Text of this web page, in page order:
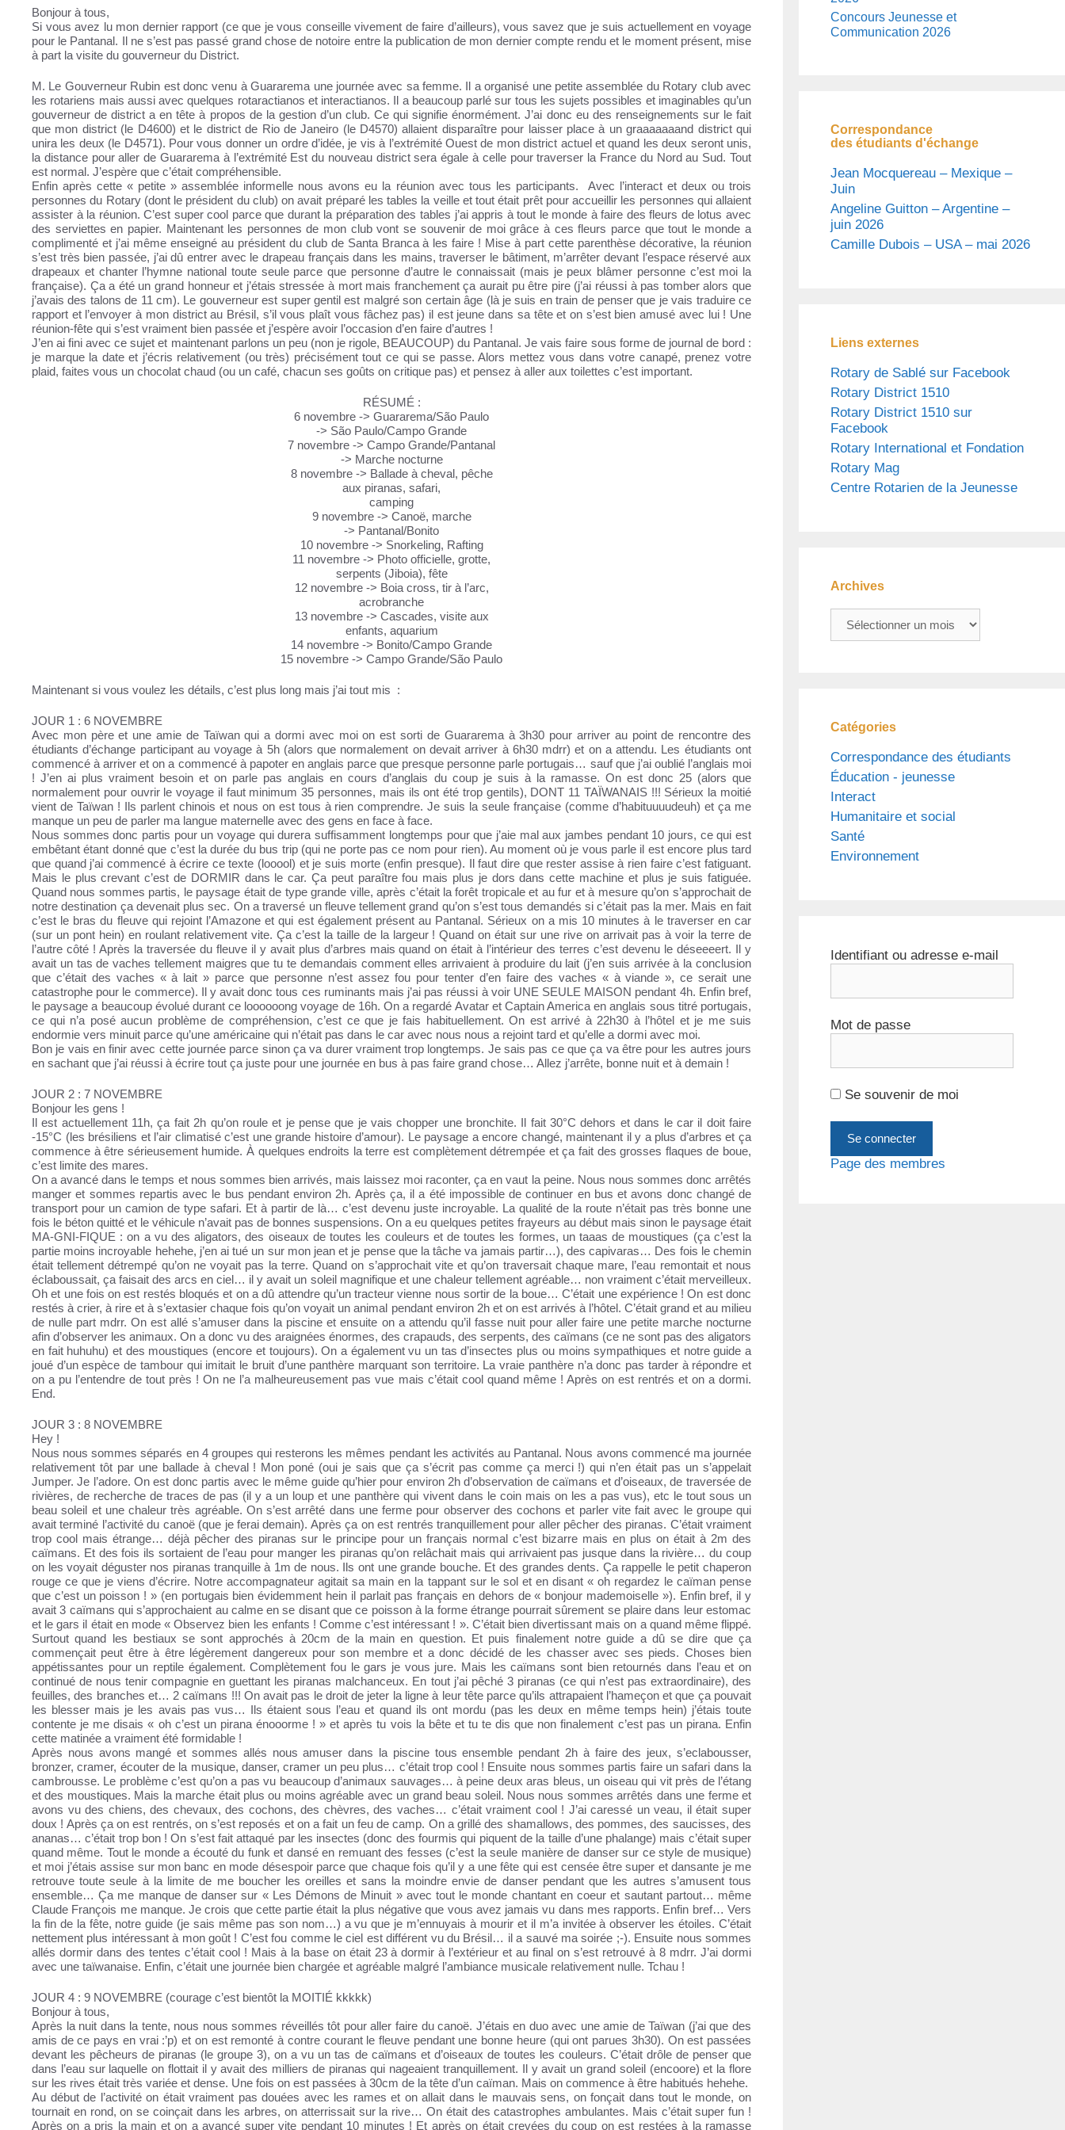
Bonjour à tous,
Si vous avez lu mon dernier rapport (ce que je vous conseille vivement de faire d’ailleurs), vous savez que je suis actuellement en voyage
pour le Pantanal. Il ne s’est pas passé grand chose de notoire entre la publication de mon dernier compte rendu et le moment présent, mise
à part la visite du gouverneur du District.
M. Le Gouverneur Rubin est donc venu à Guararema une journée avec sa femme. Il a organisé une petite assemblée du Rotary club avec
les rotariens mais aussi avec quelques rotaractianos et interactianos. Il a beaucoup parlé sur tous les sujets possibles et imaginables qu’un
gouverneur de district a en tête à propos de la gestion d’un club. Ce qui signifie énormément. J’ai donc eu des renseignements sur le fait
que mon district (le D4600) et le district de Rio de Janeiro (le D4570) allaient disparaître pour laisser place à un graaaaaaand district qui
unira les deux (le D4571). Pour vous donner un ordre d’idée, je vis à l’extrémité Ouest de mon district actuel et quand les deux seront unis,
la distance pour aller de Guararema à l’extrémité Est du nouveau district sera égale à celle pour traverser la France du Nord au Sud. Tout
est normal. J’espère que c’était compréhensible.
Enfin après cette « petite » assemblée informelle nous avons eu la réunion avec tous les participants. Avec l’interact et deux ou trois
personnes du Rotary (dont le président du club) on avait préparé les tables la veille et tout était prêt pour accueillir les personnes qui allaient
assister à la réunion. C’est super cool parce que durant la préparation des tables j’ai appris à tout le monde à faire des fleurs de lotus avec
des serviettes en papier. Maintenant les personnes de mon club vont se souvenir de moi grâce à ces fleurs parce que tout le monde a
complimenté et j’ai même enseigné au président du club de Santa Branca à les faire ! Mise à part cette parenthèse décorative, la réunion
s’est très bien passée, j’ai dû entrer avec le drapeau français dans les mains, traverser le bâtiment, m’arrêter devant l’espace réservé aux
drapeaux et chanter l’hymne national toute seule parce que personne d’autre le connaissait (mais je peux blâmer personne c’est moi la
française). Ça a été un grand honneur et j’étais stressée à mort mais franchement ça aurait pu être pire (j’ai réussi à pas tomber alors que
j’avais des talons de 11 cm). Le gouverneur est super gentil est malgré son certain âge (là je suis en train de penser que je vais traduire ce
rapport et l’envoyer à mon district au Brésil, s’il vous plaît vous fâchez pas) il est jeune dans sa tête et on s’est bien amusé avec lui ! Une
réunion-fête qui s’est vraiment bien passée et j’espère avoir l’occasion d’en faire d’autres !
J’en ai fini avec ce sujet et maintenant parlons un peu (non je rigole, BEAUCOUP) du Pantanal. Je vais faire sous forme de journal de bord :
je marque la date et j’écris relativement (ou très) précisément tout ce qui se passe.Alors mettez vous dans votre canapé, prenez votre
plaid, faites vous un chocolat chaud (ou un café, chacun ses goûts on critique pas) et pensez à aller aux toilettes c’est important.
RÉSUMÉ :
6 novembre -> Guararema/São Paulo
-> São Paulo/Campo Grande
7 novembre -> Campo Grande/Pantanal
-> Marche nocturne
8 novembre -> Ballade à cheval, pêche
aux piranas, safari,
camping
9 novembre -> Canoë, marche
-> Pantanal/Bonito
10 novembre -> Snorkeling, Rafting
11 novembre -> Photo officielle, grotte,
serpents (Jiboia), fête
12 novembre -> Boia cross, tir à l’arc,
acrobranche
13 novembre -> Cascades, visite aux
enfants, aquarium
14 novembre -> Bonito/Campo Grande
15 novembre -> Campo Grande/São Paulo
Maintenant si vous voulez les détails, c’est plus long mais j’ai tout mis :
JOUR 1 : 6 NOVEMBRE
Avec mon père et une amie de Taïwan qui a dormi avec moi on est sorti de Guararema à 3h30 pour arriver au point de rencontre des
étudiants d’échange participant au voyage à 5h (alors que normalement on devait arriver à 6h30 mdrr) et on a attendu. Les étudiants ont
commencé à arriver et on a commencé à papoter en anglais parce que presque personne parle portugais… sauf que j’ai oublié l’anglais moi
! J’en ai plus vraiment besoin et on parle pas anglais en cours d’anglais du coup je suis à la ramasse. On est donc 25 (alors que
normalement pour ouvrir le voyage il faut minimum 35 personnes, mais ils ont été trop gentils), DONT 11 TAÏWANAIS !!! Sérieux la moitié
vient de Taïwan ! Ils parlent chinois et nous on est tous à rien comprendre. Je suis la seule française (comme d’habituuuudeuh) et ça me
manque un peu de parler ma langue maternelle avec des gens en face à face.
Nous sommes donc partis pour un voyage qui durera suffisamment longtemps pour que j’aie mal aux jambes pendant 10 jours, ce qui est
embêtant étant donné que c’est la durée du bus trip (qui ne porte pas ce nom pour rien). Au moment où je vous parle il est encore plus tard
que quand j’ai commencé à écrire ce texte (looool) et je suis morte (enfin presque). Il faut dire que rester assise à rien faire c’est fatiguant.
Mais le plus crevant c’est de DORMIR dans le car. Ça peut paraître fou mais plus je dors dans cette machine et plus je suis fatiguée.
Quand nous sommes partis, le paysage était de type grande ville, après c’était la forêt tropicale et au fur et à mesure qu’on s’approchait de
notre destination ça devenait plus sec. On a traversé un fleuve tellement grand qu’on s’est tous demandés si c’était pas la mer. Mais en fait
c’est le bras du fleuve qui rejoint l’Amazone et qui est également présent au Pantanal. Sérieux on a mis 10 minutes à le traverser en car
(sur un pont hein) en roulant relativement vite. Ça c’est la taille de la largeur ! Quand on était sur une rive on arrivait pas à voir la terre de
l’autre côté ! Après la traversée du fleuve il y avait plus d’arbres mais quand on était à l’intérieur des terres c’est devenu le déseeeert. Il y
avait un tas de vaches tellement maigres que tu te demandais comment elles arrivaient à produire du lait (j’en suis arrivée à la conclusion
que c’était des vaches « à lait » parce que personne n’est assez fou pour tenter d’en faire des vaches « à viande », ce serait une
catastrophe pour le commerce). Il y avait donc tous ces ruminants mais j’ai pas réussi à voir UNE SEULE MAISON pendant 4h. Enfin bref,
le paysage a beaucoup évolué durant ce loooooong voyage de 16h. On a regardé Avatar et Captain America en anglais sous titré portugais,
ce qui n’a posé aucun problème de compréhension, c’est ce que je fais habituellement. On est arrivé à 22h30 à l’hôtel et je me suis
endormie vers minuit parce qu’une américaine qui n’était pas dans le car avec nous nous a rejoint tard et qu’elle a dormi avec moi.
Bon je vais en finir avec cette journée parce sinon ça va durer vraiment trop longtemps. Je sais pas ce que ça va être pour les autres jours
en sachant que j’ai réussi à écrire tout ça juste pour une journée en bus à pas faire grand chose… Allez j’arrête, bonne nuit et à demain !
JOUR 2 : 7 NOVEMBRE
Bonjour les gens !
Il est actuellement 11h, ça fait 2h qu’on roule et je pense que je vais chopper une bronchite. Il fait 30°C dehors et dans le car il doit faire
-15°C (les brésiliens et l’air climatisé c’est une grande histoire d’amour). Le paysage a encore changé, maintenant il y a plus d’arbres et ça
commence à être sérieusement humide. À quelques endroits la terre est complètement détrempée et ça fait des grosses flaques de boue,
c’est limite des mares.
On a avancé dans le temps et nous sommes bien arrivés, mais laissez moi raconter, ça en vaut la peine. Nous nous sommes donc arrêtés
manger et sommes repartis avec le bus pendant environ 2h. Après ça, il a été impossible de continuer en bus et avons donc changé de
transport pour un camion de type safari. Et à partir de là… c’est devenu juste incroyable. La qualité de la route n’était pas très bonne une
fois le béton quitté et le véhicule n’avait pas de bonnes suspensions. On a eu quelques petites frayeurs au début mais sinon le paysage était
MA-GNI-FIQUE : on a vu des aligators, des oiseaux de toutes les couleurs et de toutes les formes, un taaas de moustiques (ça c’est la
partie moins incroyable hehehe, j’en ai tué un sur mon jean et je pense que la tâche va jamais partir…), des capivaras… Des fois le chemin
était tellement détrempé qu’on ne voyait pas la terre. Quand on s’approchait vite et qu’on traversait chaque mare, l’eau remontait et nous
éclaboussait, ça faisait des arcs en ciel… il y avait un soleil magnifique et une chaleur tellement agréable… non vraiment c’était merveilleux.
Oh et une fois on est restés bloqués et on a dû attendre qu’un tracteur vienne nous sortir de la boue… C’était une expérience ! On est donc
restés à crier, à rire et à s’extasier chaque fois qu’on voyait un animal pendant environ 2h et on est arrivés à l’hôtel. C’était grand et au milieu
de nulle part mdrr. On est allé s’amuser dans la piscine et ensuite on a attendu qu’il fasse nuit pour aller faire une petite marche nocturne
afin d’observer les animaux. On a donc vu des araignées énormes, des crapauds, des serpents, des caïmans (ce ne sont pas des aligators
en fait huhuhu) et des moustiques (encore et toujours). On a également vu un tas d’insectes plus ou moins sympathiques et notre guide a
joué d’un espèce de tambour qui imitait le bruit d’une panthère marquant son territoire. La vraie panthère n’a donc pas tarder à répondre et
on a pu l’entendre de tout près ! On ne l’a malheureusement pas vue mais c’était cool quand même ! Après on est rentrés et on a dormi.
End.
JOUR 3 : 8 NOVEMBRE
Hey !
Nous nous sommes séparés en 4 groupes qui resterons les mêmes pendant les activités au Pantanal. Nous avons commencé ma journée
relativement tôt par une ballade à cheval ! Mon poné (oui je sais que ça s’écrit pas comme ça merci !) qui n’en était pas un s’appelait
Jumper. Je l’adore. On est donc partis avec le même guide qu’hier pour environ 2h d’observation de caïmans et d’oiseaux, de traversée de
rivières, de recherche de traces de pas (il y a un loup et une panthère qui vivent dans le coin mais on les a pas vus), etc le tout sous un
beau soleil et une chaleur très agréable. On s’est arrêté dans une ferme pour observer des cochons et parler vite fait avec le groupe qui
avait terminé l’activité du canoë (que je ferai demain). Après ça on est rentrés tranquillement pour aller pêcher des piranas. C’était vraiment
trop cool mais étrange… déjà pêcher des piranas sur le principe pour un français normal c’est bizarre mais en plus on était à 2m des
caïmans. Et des fois ils sortaient de l’eau pour manger les piranas qu’on relâchait mais qui arrivaient pas jusque dans la rivière… du coup
on les voyait déguster nos piranas tranquille à 1m de nous. Ils ont une grande bouche. Et des grandes dents. Ça rappelle le petit chaperon
rouge ce que je viens d’écrire. Notre accompagnateur agitait sa main en la tappant sur le sol et en disant « oh regardez le caïman pense
que c’est un poisson ! » (en portugais bien évidemment hein il parlait pas français en dehors de « bonjour mademoiselle »). Enfin bref, il y
avait 3 caïmans qui s’approchaient au calme en se disant que ce poisson à la forme étrange pourrait sûrement se plaire dans leur estomac
et le gars il était en mode « Observez bien les enfants ! Comme c’est intéressant ! ». C’était bien divertissant mais on a quand même flippé.
Surtout quand les bestiaux se sont approchés à 20cm de la main en question. Et puis finalement notre guide a dû se dire que ça
commençait peut être à être légèrement dangereux pour son membre et a donc décidé de les chasser avec ses pieds. Choses bien
appétissantes pour un reptile également. Complètement fou le gars je vous jure. Mais les caïmans sont bien retournés dans l’eau et on
continué de nous tenir compagnie en guettant les piranas malchanceux. En tout j’ai pêché 3 piranas (ce qui n’est pas extraordinaire), des
feuilles, des branches et… 2 caïmans !!! On avait pas le droit de jeter la ligne à leur tête parce qu’ils attrapaient l’hameçon et que ça pouvait
les blesser mais je les avais pas vus… Ils étaient sous l’eau et quand ils ont mordu (pas les deux en même temps hein) j’étais toute
contente je me disais « oh c’est un pirana énooorme ! » et après tu vois la bête et tu te dis que non finalement c’est pas un pirana. Enfin
cette matinée a vraiment été formidable !
Après nous avons mangé et sommes allés nous amuser dans la piscine tous ensemble pendant 2h à faire des jeux, s’eclabousser,
bronzer, cramer, écouter de la musique, danser, cramer un peu plus… c’était trop cool ! Ensuite nous sommes partis faire un safari dans la
cambrousse. Le problème c’est qu’on a pas vu beaucoup d’animaux sauvages… à peine deux aras bleus, un oiseau qui vit près de l’étang
et des moustiques. Mais la marche était plus ou moins agréable avec un grand beau soleil. Nous nous sommes arrêtés dans une ferme et
avons vu des chiens, des chevaux, des cochons, des chèvres, des vaches… c’était vraiment cool ! J’ai caressé un veau, il était super
doux ! Après ça on est rentrés, on s’est reposés et on a fait un feu de camp. On a grillé des shamallows, des pommes, des saucisses, des
ananas… c’était trop bon ! On s’est fait attaqué par les insectes (donc des fourmis qui piquent de la taille d’une phalange) mais c’était super
quand même. Tout le monde a écouté du funk et dansé en remuant des fesses (c’est la seule manière de danser sur ce style de musique)
et moi j’étais assise sur mon banc en mode désespoir parce que chaque fois qu’il y a une fête qui est censée être super et dansante je me
retrouve toute seule à la limite de me boucher les oreilles et sans la moindre envie de danser pendant que les autres s’amusent tous
ensemble… Ça me manque de danser sur « Les Démons de Minuit » avec tout le monde chantant en coeur et sautant partout… même
Claude François me manque. Je crois que cette partie était la plus négative que vous avez jamais vu dans mes rapports. Enfin bref… Vers
la fin de la fête, notre guide (je sais même pas son nom…) a vu que je m’ennuyais à mourir et il m’a invitée à observer les étoiles. C’était
nettement plus intéressant à mon goût ! C’est fou comme le ciel est différent vu du Brésil… il a sauvé ma soirée ;-). Ensuite nous sommes
allés dormir dans des tentes c’était cool ! Mais à la base on était 23 à dormir à l’extérieur et au final on s’est retrouvé à 8 mdrr. J’ai dormi
avec une taïwanaise. Enfin, c’était une journée bien chargée et agréable malgré l’ambiance musicale relativement nulle. Tchau !
JOUR 4 : 9 NOVEMBRE (courage c’est bientôt la MOITIÉ kkkkk)
Bonjour à tous,
Après la nuit dans la tente, nous nous sommes réveillés tôt pour aller faire du canoë. J’étais en duo avec une amie de Taïwan (j’ai que des
amis de ce pays en vrai :’p) et on est remonté à contre courant le fleuve pendant une bonne heure (qui ont parues 3h30). On est passées
devant les pêcheurs de piranas (le groupe 3), on a vu un tas de caïmans et d’oiseaux de toutes les couleurs. C’était drôle de penser que
dans l’eau sur laquelle on flottait il y avait des milliers de piranas qui nageaient tranquillement. Il y avait un grand soleil (encoore) et la flore
sur les rives était très variée et dense. Une fois on est passées à 30cm de la tête d’un caïman. Mais on commence à être habitués hehehe.
Au début de l’activité on était vraiment pas douées avec les rames et on allait dans le mauvais sens, on fonçait dans tout le monde, on
tournait en rond, on se coinçait dans les arbres, on atterrissait sur la rive… On était des catastrophes ambulantes. Mais c’était super fun !
Après on a pris la main et on a avancé super vite pendant 10 minutes ! Et après on était crevées du coup on est restées à la ramasse
Concours Jeunesse et
Communication 2026
Correspondance
des étudiants d'échange
Jean Mocquereau – Mexique –
Juin
Angeline Guitton – Argentine –
juin 2026
Camille Dubois – USA – mai 2026
Liens externes
Rotary de Sablé sur Facebook
Rotary District 1510
Rotary District 1510 sur
Facebook
Rotary International et Fondation
Rotary Mag
Centre Rotarien de la Jeunesse
Archives
Archives
Catégories
Correspondance des étudiants
Éducation - jeunesse
Interact
Humanitaire et social
Santé
Environnement
Identifiant ou adresse e-mail
Mot de passe
Se souvenir de moi
Page des membres